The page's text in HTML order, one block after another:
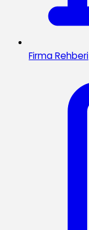
Firma Rehberi